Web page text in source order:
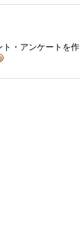
・アンケートを作